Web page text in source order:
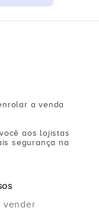
a venda
aos lojistas
segurança na
vender